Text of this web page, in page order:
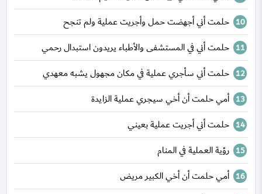
حلمت أني أجهضت حمل وأجريت عملية ولم تنجح
حلمت أني في المستشفى والأطباء يريدون استبدال رحمي
حلمت أني سأجري عملية في مكان مجهول يشبه معهدي
أمي حلمت أن أخي سيجري عملية الزايدة
حلمت أني أجريت عملية بعيني
رؤية العملية في المنام
أمي حلمت أن أخي الكبير مريض